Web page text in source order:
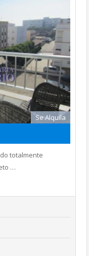
Se Alquila
totalmente
…